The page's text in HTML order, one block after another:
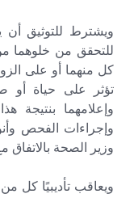
ويشترط للتوثيق أن
للتحقق من خلوهما
كل منهما أو على
تؤثر على حياة أو
وإعلامهما بنتيجة
وإجراءات الفحص
وزير الصحة بالاتفاق
ويعاقب تأديبيًا كل